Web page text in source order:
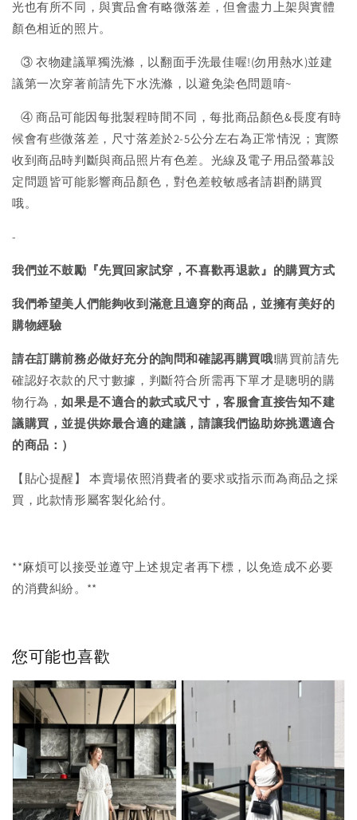
光也有所不同，與實品會有略微落差，但會盡力上架與實體
顏色相近的照片。
③ 衣物建議單獨洗滌，以翻面手洗最佳喔!(勿用熱水)並建
議第一次穿著前請先下水洗滌，以避免染色問題唷~
④ 商品可能因每批製程時間不同，每批商品顏色&長度有時
候會有些微落差，尺寸落差於2-5公分左右為正常情況；實際
收到商品時判斷與商品照片有色差。光線及電子用品螢幕設
定問題皆可能影響商品顏色，對色差較敏感者請斟酌購買
哦。
-
我們並不鼓勵『先買回家試穿，不喜歡再退款』的購買方式
我們希望美人們能夠收到滿意且適穿的商品，並擁有美好的
購物經驗
請在訂購前務必做好充分的詢問和確認再購買哦!購買前請先
確認好衣款的尺寸數據，判斷符合所需再下單才是聰明的購
物行為，如果是不適合的款式或尺寸，客服會直接告知不建
議購買，並提供妳最合適的建議，請讓我們協助妳挑選適合
的商品：）
【貼心提醒】 本賣場依照消費者的要求或指示而為商品之採
買，此款情形屬客製化給付。
**麻煩可以接受並遵守上述規定者再下標，以免造成不必要
的消費糾紛。**
您可能也喜歡